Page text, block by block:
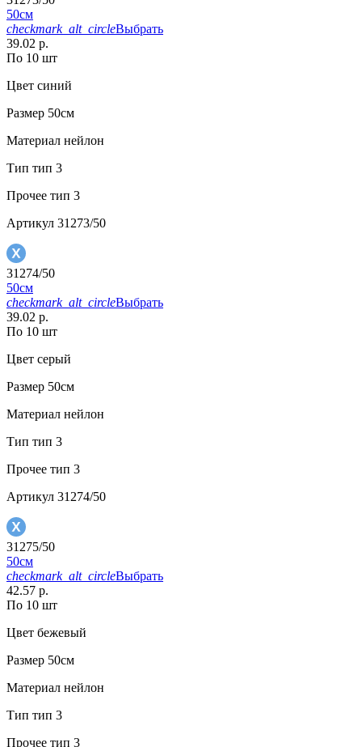
50см
checkmark_alt_circleВыбрать
39.02 р.
По 10 шт
Цвет синий
Размер 50см
Материал нейлон
Тип тип 3
Прочее тип 3
Артикул 31273/50
31274/50
50см
checkmark_alt_circleВыбрать
39.02 р.
По 10 шт
Цвет серый
Размер 50см
Материал нейлон
Тип тип 3
Прочее тип 3
Артикул 31274/50
31275/50
50см
checkmark_alt_circleВыбрать
42.57 р.
По 10 шт
Цвет бежевый
Размер 50см
Материал нейлон
Тип тип 3
Прочее тип 3